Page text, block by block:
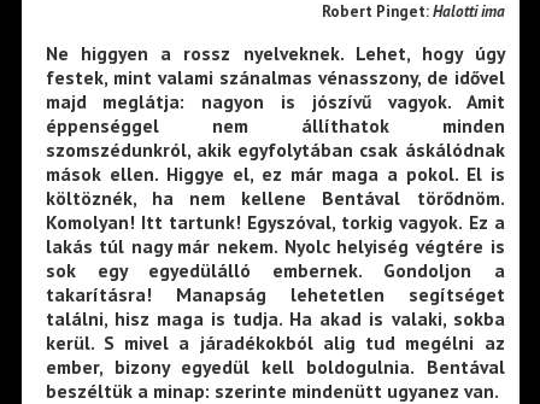
Robert Pinget:Halotti ima
Ne higgyen a rossz nyelveknek. Lehet, hogy úgy
festek, mint valami szánalmas vénasszony, de idővel
majd meglátja: nagyon is jószívű vagyok. Amit
éppenséggel nem állíthatok minden
szomszédunkról, akik egyfolytában csak áskálódnak
mások ellen. Higgye el, ez már maga a pokol. El is
költöznék, ha nem kellene Bentával törődnöm.
Komolyan! Itt tartunk! Egyszóval, torkig vagyok. Ez a
lakás túl nagy már nekem. Nyolc helyiség végtére is
sok egy egyedülálló embernek. Gondoljon a
takarításra! Manapság lehetetlen segítséget
találni, hisz maga is tudja. Ha akad is valaki, sokba
kerül. S mivel a járadékokból alig tud megélni az
ember, bizony egyedül kell boldogulnia. Bentával
beszéltük a minap: szerinte mindenütt ugyanez van.